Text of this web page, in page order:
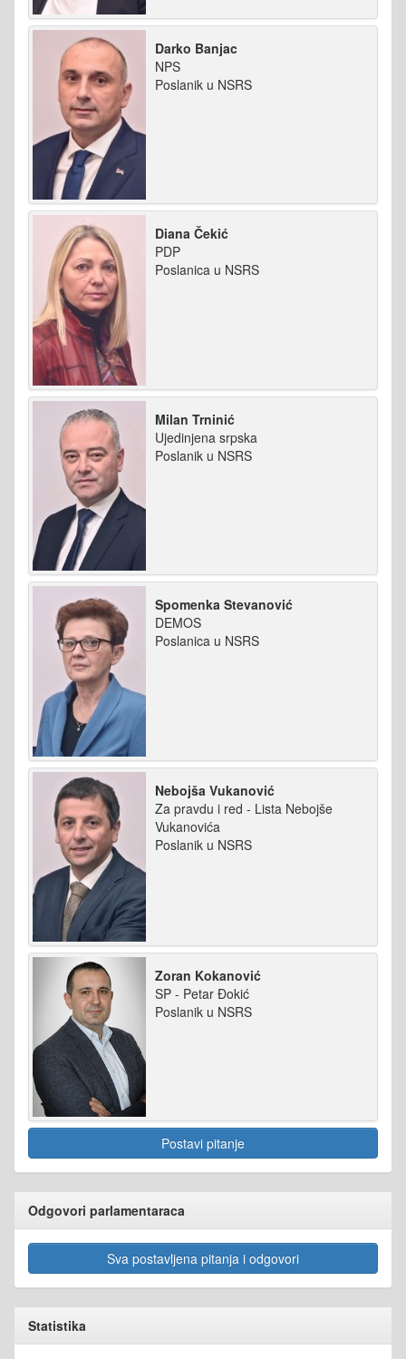
Darko Banjac
NPS
Poslanik u NSRS
Diana Čekić
PDP
Poslanica u NSRS
Milan Trninić
Ujedinjena srpska
Poslanik u NSRS
Spomenka Stevanović
DEMOS
Poslanica u NSRS
Nebojša Vukanović
Za pravdu i red - Lista Nebojše
Vukanovića
Poslanik u NSRS
Zoran Kokanović
SP - Petar Đokić
Poslanik u NSRS
Postavi pitanje
Odgovori parlamentaraca
Sva postavljena pitanja i odgovori
Statistika